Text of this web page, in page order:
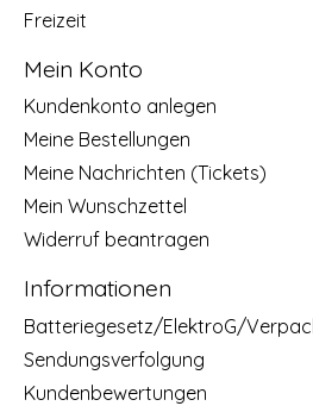
Freizeit
Mein Konto
Kundenkonto anlegen
Meine Bestellungen
Meine Nachrichten (Tickets)
Mein Wunschzettel
Widerruf beantragen
Informationen
Batteriegesetz/ElektroG/
Sendungsverfolgung
Kundenbewertungen